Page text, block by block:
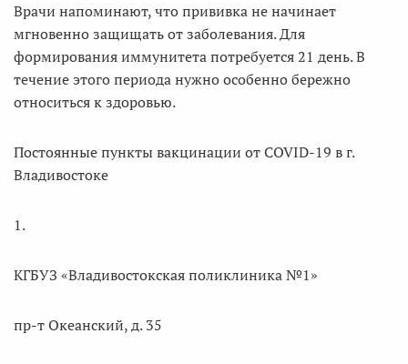
Врачи напоминают, что прививка не начинает
мгновенно защищать от заболевания. Для
формирования иммунитета потребуется 21 день. В
течение этого периода нужно особенно бережно
относиться к здоровью.
Постоянные пункты вакцинации от COVID-19 в г.
Владивостоке
1.
КГБУЗ «Владивостокская поликлиника №1»
пр-т Океанский, д. 35